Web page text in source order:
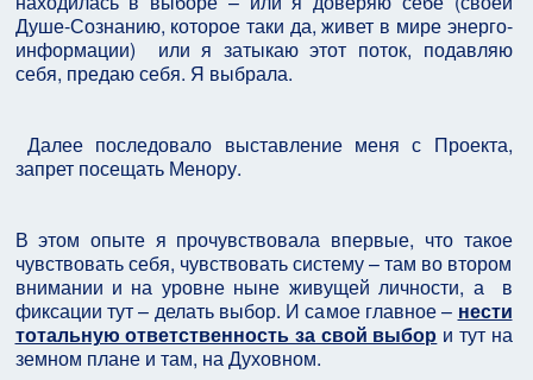
Душе-Сознанию, которое таки да, живет в мире энерго-
информации) или я затыкаю этот поток, подавляю
себя, предаю себя. Я выбрала.
Далее последовало выставление меня с Проекта,
запрет посещать Менору.
В этом опыте я прочувствовала впервые, что такое
чувствовать себя, чувствовать систему – там во втором
внимании и на уровне ныне живущей личности, а в
фиксации тут – делать выбор. И самое главное – нести
тотальную ответственность за свой выбор и тут на
земном плане и там, на Духовном.